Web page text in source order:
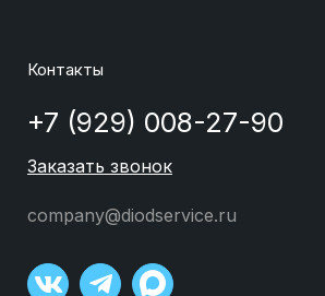
Контакты
+7 (929) 008-27-90
Заказать звонок
company@diodservice.ru